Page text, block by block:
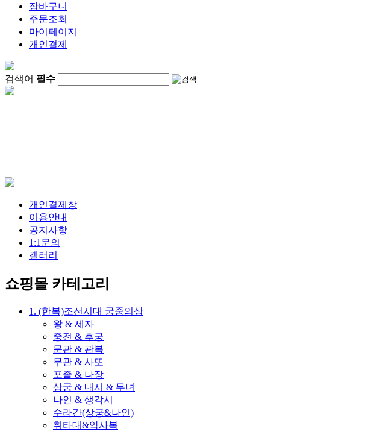
장바구니
주문조회
마이페이지
개인결제
검색어 필수
개인결제창
이용안내
공지사항
1:1문의
갤러리
쇼핑몰 카테고리
1. (한복)조선시대 궁중의상
왕 & 세자
중전 & 후궁
문관 & 관복
무관 & 사또
포졸 & 나장
상궁 & 내시 & 무녀
나인 & 생각시
수라간(상궁&나인)
취타대&악사복